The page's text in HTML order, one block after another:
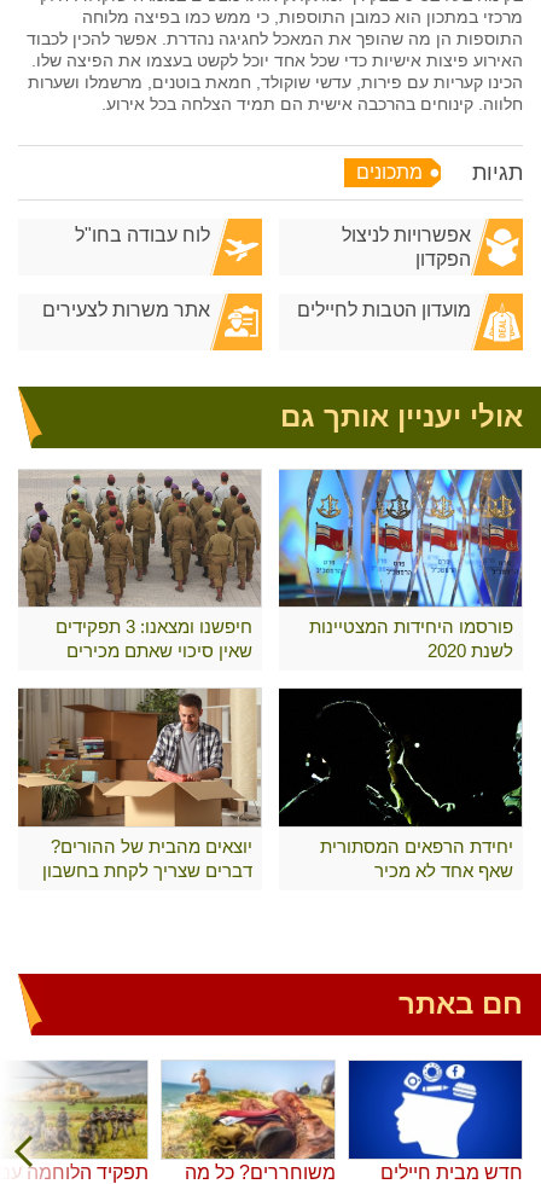
מרכזי במתכון הוא כמובן התוספות, כי ממש כמו בפיצה מלוחה
התוספות הן מה שהופך את המאכל לחגיגה נהדרת. אפשר להכין לכבוד
האירוע פיצות אישיות כדי שכל אחד יוכל לקשט בעצמו את הפיצה שלו.
הכינו קעריות עם פירות, עדשי שוקולד, חמאת בוטנים, מרשמלו ושערות
חלווה. קינוחים בהרכבה אישית הם תמיד הצלחה בכל אירוע.
תגיות מתכונים
אפשרויות לניצול
הפקדון
לוח עבודה בחו"ל
מועדון הטבות לחיילים אתר משרות לצעירים
אולי יעניין אותך גם
פורסמו היחידות המצטיינות
לשנת 2020
חיפשנו ומצאנו: 3 תפקידים
שאין סיכוי שאתם מכירים
יחידת הרפאים המסתורית
שאף אחד לא מכיר
יוצאים מהבית של ההורים?
דברים שצריך לקחת בחשבון
חם באתר
חדש מבית חיילים
משוחררים? כל מה
תפקיד הלוחמה